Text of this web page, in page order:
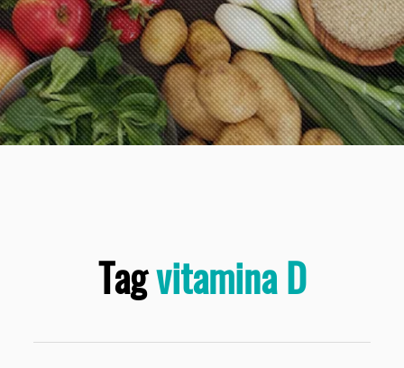
Tagvitamina D